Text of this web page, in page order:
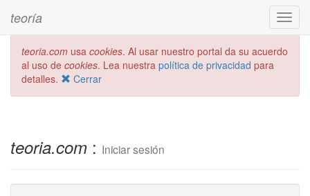
teoría
teoria.com usa cookies. Al usar nuestro portal da su acuerdo
al uso de cookies. Lea nuestra política de privacidad para
detalles.
Cerrar
teoria.com : Iniciar sesión